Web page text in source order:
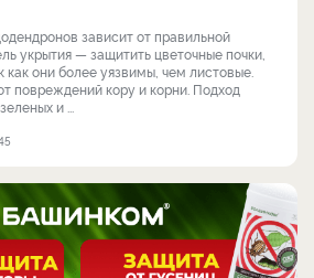
зависит от правильной
укрытия — защитить цветочные почки,
они более уязвимы, чем листовые.
повреждений кору и корни. Подход
и ...